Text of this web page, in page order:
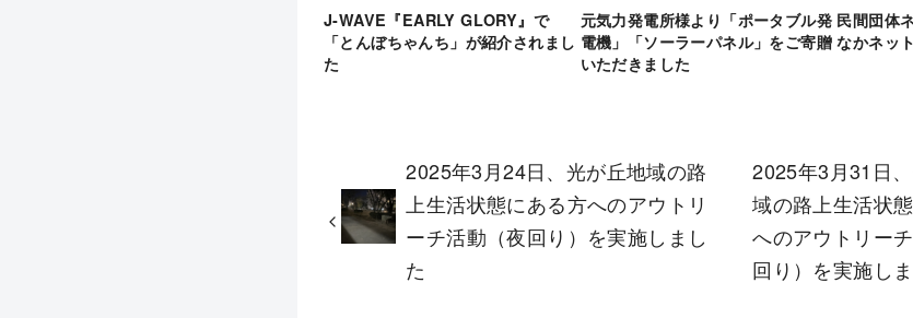
J-WAVE『EARLY GLORY』で
「とんぼちゃんち」が紹介されまし
た
元気力発電所様より「ポータブル発
電機」「ソーラーパネル」をご寄贈
いただきました
民間団体
なかネッ
2025年3月24日、光が丘地域の路
上生活状態にある方へのアウトリ
ーチ活動（夜回り）を実施しまし
た
2025年3月31日
域の路上生活状
へのアウトリー
回り）を実施し